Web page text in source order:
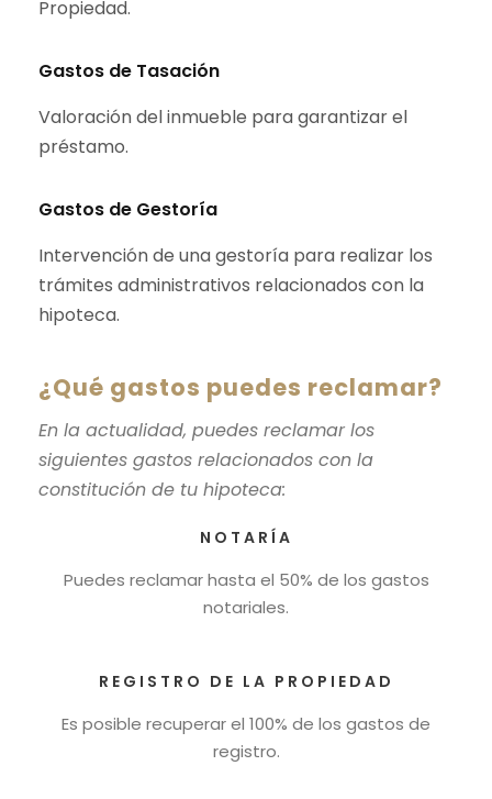
Propiedad.
Gastos de Tasación
Valoración del inmueble para garantizar el
préstamo.
Gastos de Gestoría
Intervención de una gestoría para realizar los
trámites administrativos relacionados con la
hipoteca.
¿Qué gastos puedes reclamar?
En la actualidad, puedes reclamar los
siguientes gastos relacionados con la
constitución de tu hipoteca:
NOTARÍA
Puedes reclamar hasta el 50% de los gastos
notariales.
REGISTRO DE LA PROPIEDAD
Es posible recuperar el 100% de los gastos de
registro.